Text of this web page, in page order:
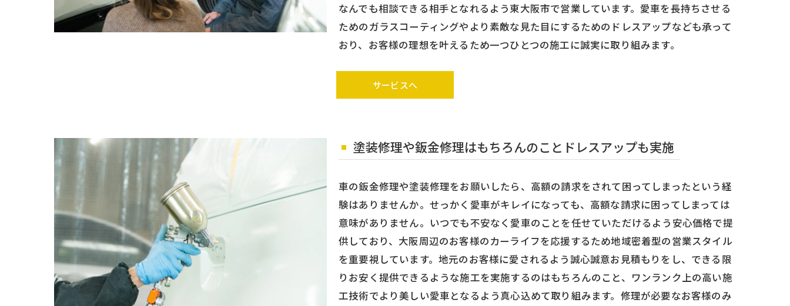
なんでも相談できる相手となれるよう東大阪市で営業しています。愛車を長持ちさせる
ためのガラスコーティングやより素敵な見た目にするためのドレスアップなども承って
おり、お客様の理想を叶えるため一つひとつの施工に誠実に取り組みます。
サービスへ
塗装修理や鈑金修理はもちろんのことドレスアップも実施
車の鈑金修理や塗装修理をお願いしたら、高額の請求をされて困ってしまったという経
験はありませんか。せっかく愛車がキレイになっても、高額な請求に困ってしまっては
意味がありません。いつでも不安なく愛車のことを任せていただけるよう安心価格で提
供しており、大阪周辺のお客様のカーライフを応援するため地域密着型の営業スタイル
を重要視しています。地元のお客様に愛されるよう誠心誠意お見積もりをし、できる限
りお安く提供できるような施工を実施するのはもちろんのこと、ワンランク上の高い施
工技術でより美しい愛車となるよう真心込めて取り組みます。修理が必要なお客様のみ